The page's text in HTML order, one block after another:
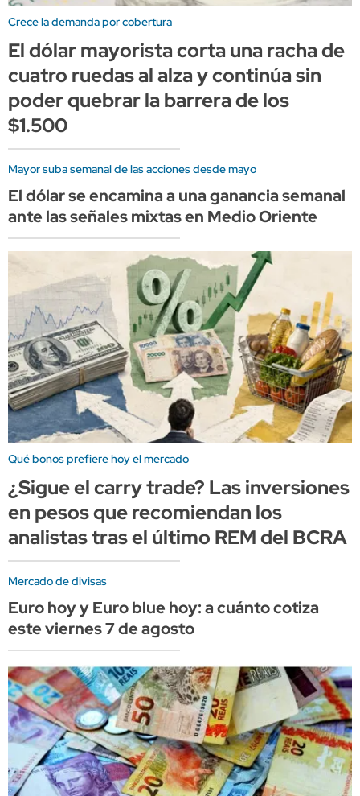
Crece la demanda por cobertura
El dólar mayorista corta una racha de
cuatro ruedas al alza y continúa sin
poder quebrar la barrera de los
$1.500
Mayor suba semanal de las acciones desde mayo
El dólar se encamina a una ganancia semanal
ante las señales mixtas en Medio Oriente
Qué bonos prefiere hoy el mercado
¿Sigue el carry trade? Las inversiones
en pesos que recomiendan los
analistas tras el último REM del BCRA
Mercado de divisas
Euro hoy y Euro blue hoy: a cuánto cotiza
este viernes 7 de agosto